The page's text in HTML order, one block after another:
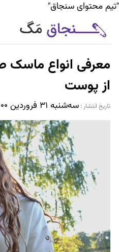
"تیم محتوای سنجاق"
سیر تا
بازار
معرفی انواع ماسک
از پوست
تاریخ انتشار :‌ سه‌شنبه ۳۱ فروردین ۱۴۰۰